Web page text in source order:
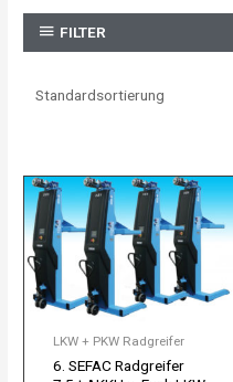
FILTER
LKW + PKW Radgreifer
6. SEFAC Radgreifer